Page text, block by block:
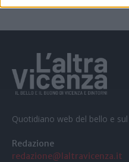
Quotidiano web del bello e
Redazione
redazione@laltravicenza.it